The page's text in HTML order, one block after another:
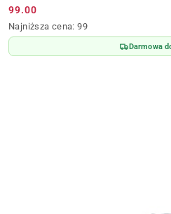
Cena
promocyjna:
99.00
Najniższa
cena
z
Najniższa cena: 99
Darmowa